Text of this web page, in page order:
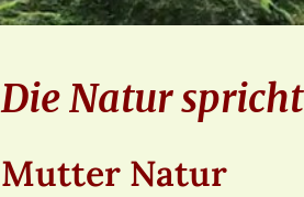
Die Natur spricht
Mutter Natur